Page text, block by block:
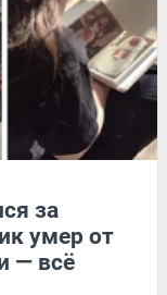
за
умер от
— всё